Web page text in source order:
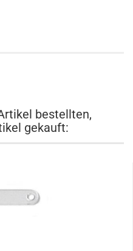
bestellten,
gekauft: